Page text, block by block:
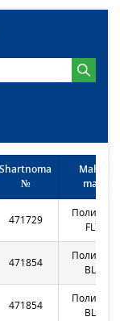
Shartnoma
№
markasi
471729
FL7000
471854
BL6200
471854
BL6200